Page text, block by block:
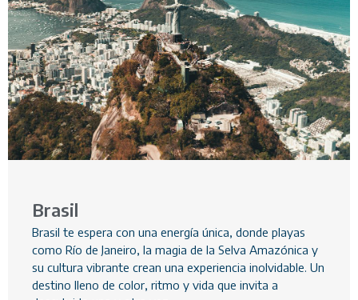
Brasil
Brasil te espera con una energía única, donde playas
como Río de Janeiro, la magia de la Selva Amazónica y
su cultura vibrante crean una experiencia inolvidable. Un
destino lleno de color, ritmo y vida que invita a